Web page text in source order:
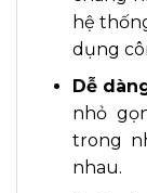
hệ
dụng
Dễ
nhỏ
trong
nhau.